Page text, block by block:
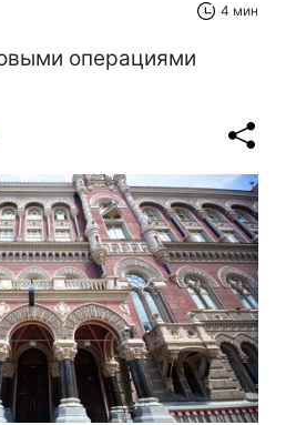
4 мин
операциями